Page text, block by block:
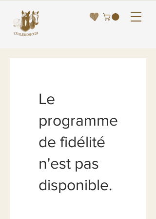
Le
programme
de fidélité
n'est pas
disponible.